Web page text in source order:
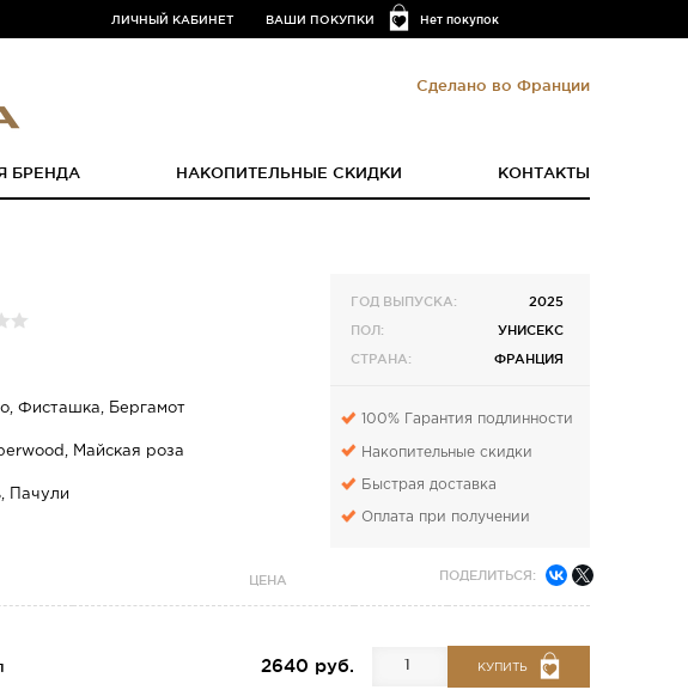
Нет покупок
ЛИЧНЫЙ КАБИНЕТ ВАШИ ПОКУПКИ
Сделано во Франции
БРЕНДА НАКОПИТЕЛЬНЫЕ СКИДКИ КОНТАКТЫ
Фисташка, Бергамот
Майская роза
Пачули
ГОД ВЫПУСКА:
2025
ПОЛ:
УНИСЕКС
СТРАНА:
ФРАНЦИЯ
100% Гарантия подлинности
Накопительные скидки
Быстрая доставка
Оплата при получении
ЦЕНА ПОДЕЛИТЬСЯ:
2640 руб. КУПИТЬ